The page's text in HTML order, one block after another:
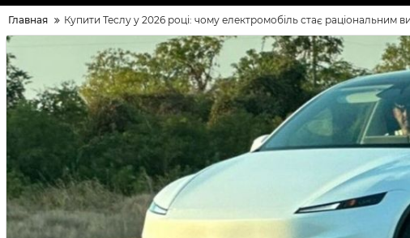
Главная Купити Теслу у 2026 році: чому електромобіль стає раціональним